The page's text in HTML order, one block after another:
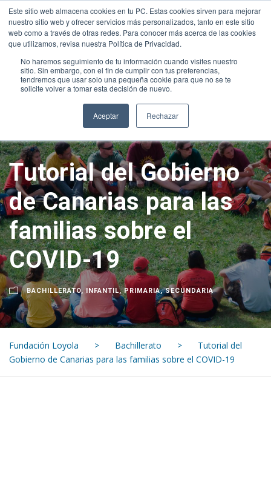
Este sitio web almacena cookies en tu PC. Estas cookies sirven para mejorar
nuestro sitio web y ofrecer servicios más personalizados, tanto en este sitio
web como a través de otras redes. Para conocer más acerca de las cookies
que utilizamos, revisa nuestra Política de Privacidad.
No haremos seguimiento de tu información cuando visites nuestro
sitio. Sin embargo, con el fin de cumplir con tus preferencias,
tendremos que usar solo una pequeña cookie para que no se te
solicite volver a tomar esta decisión de nuevo.
Aceptar Rechazar
PRUEBAS DIAGNÓSTICO|UNIFORME|INTRANET-BROCAL|
CLASSROOM|WEB ACADÉMICA|ALEXIA|LOYOLA DIGITAL |
+34 928 31 40 00
sanignacio@fundacionloyola.es
Tutorial del Gobierno
de Canarias para las
familias sobre el
COVID-19
BACHILLERATO, INFANTIL, PRIMARIA, SECUNDARIA
Fundación Loyola > Bachillerato >
Tutorial del
Gobierno de Canarias para las familias sobre el COVID-19